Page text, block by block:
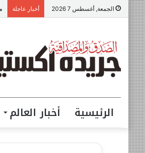
الجمعة, أغسطس 7 2026 أخبار عاجلة
الرئيسية أخبار العالم